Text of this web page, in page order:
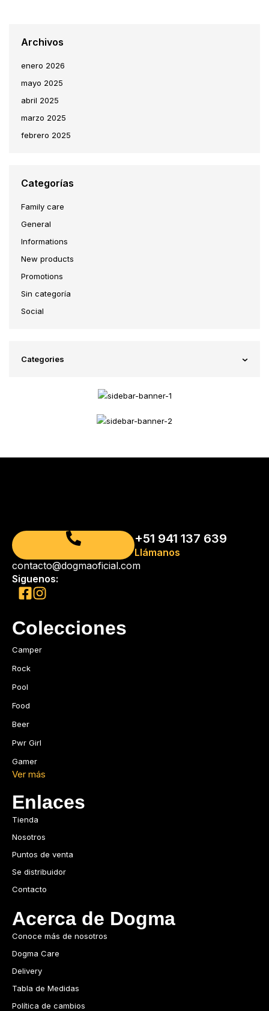
Archivos
enero 2026
mayo 2025
abril 2025
marzo 2025
febrero 2025
Categorías
Family care
General
Informations
New products
Promotions
Sin categoría
Social
Categories
+51 941 137 639
Llámanos
contacto@dogmaoficial.com
Siguenos:
Colecciones
Camper
Rock
Pool
Food
Beer
Pwr Girl
Gamer
Ver más
Enlaces
Tienda
Nosotros
Puntos de venta
Se distribuidor
Contacto
Acerca de Dogma
Conoce más de nosotros
Dogma Care
Delivery
Tabla de Medidas
Política de cambios